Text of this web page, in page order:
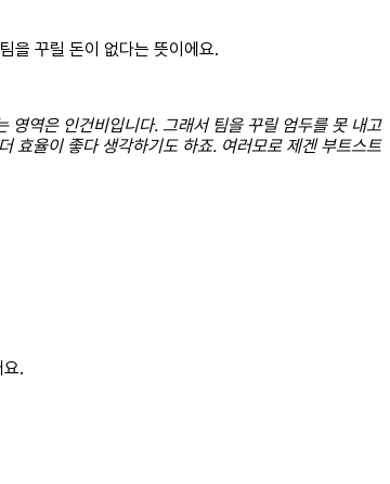
을 꾸릴 돈이 없다는 뜻이에요.
역은 인건비입니다. 그래서 팀을 꾸릴 엄두를 못 내고
효율이 좋다 생각하기도 하죠. 여러모로 제겐 부트스트
.